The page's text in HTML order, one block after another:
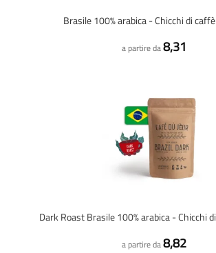
Brasile 100% arabica - Chicchi di
a partire da8,31
Dark Roast Brasile 100% arabica - Chicchi
a partire da8,82